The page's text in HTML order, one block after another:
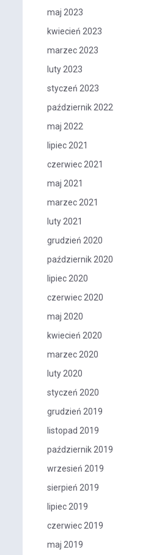
maj 2023
kwiecień 2023
marzec 2023
luty 2023
styczeń 2023
październik 2022
maj 2022
lipiec 2021
czerwiec 2021
maj 2021
marzec 2021
luty 2021
grudzień 2020
październik 2020
lipiec 2020
czerwiec 2020
maj 2020
kwiecień 2020
marzec 2020
luty 2020
styczeń 2020
grudzień 2019
listopad 2019
październik 2019
wrzesień 2019
sierpień 2019
lipiec 2019
czerwiec 2019
maj 2019